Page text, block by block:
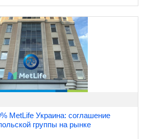
MetLife Украина: соглашение
группы на рынке